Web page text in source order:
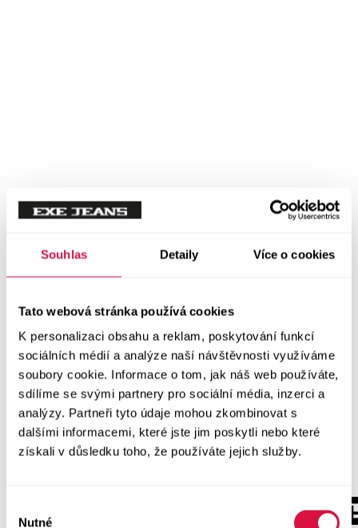
Souhlas Detaily Více o cookies
Tato webová stránka používá cookies
K personalizaci obsahu a reklam, poskytování funkcí
sociálních médií a analýze naší návštěvnosti využíváme
soubory cookie. Informace o tom, jak náš web používáte,
sdílíme se svými partnery pro sociální média, inzerci a
analýzy. Partneři tyto údaje mohou zkombinovat s
dalšími informacemi, které jste jim poskytli nebo které
získali v důsledku toho, že používáte jejich služby.
Nutné